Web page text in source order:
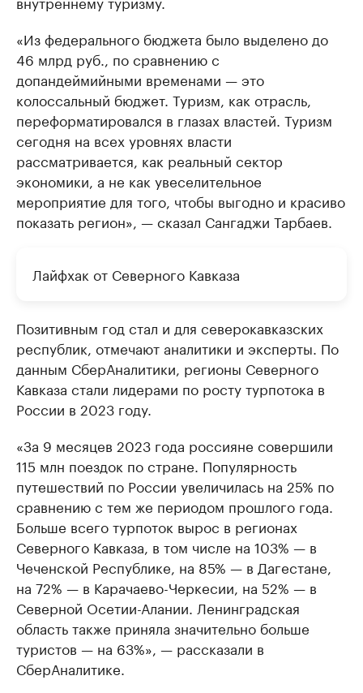
«Из федерального бюджета было выделено до
46 млрд руб., по сравнению с
допандеймийными временами — это
колоссальный бюджет. Туризм, как отрасль,
переформатировался в глазах властей. Туризм
сегодня на всех уровнях власти
рассматривается, как реальный сектор
экономики, а не как увеселительное
мероприятие для того, чтобы выгодно и красиво
показать регион», — сказал Сангаджи Тарбаев.
Лайфхак от Северного Кавказа
Позитивным год стал и для северокавказских
республик, отмечают аналитики и экcперты. По
данным СберАналитики, регионы Северного
Кавказа стали лидерами по росту турпотока в
России в 2023 году.
«За 9 месяцев 2023 года россияне совершили
115 млн поездок по стране. Популярность
путешествий по России увеличилась на 25% по
сравнению с тем же периодом прошлого года.
Больше всего турпоток вырос в регионах
Северного Кавказа, в том числе на 103% — в
Чеченской Республике, на 85% — в Дагестане,
на 72% — в Карачаево-Черкесии, на 52% — в
Северной Осетии-Алании. Ленинградская
область также приняла значительно больше
туристов — на 63%», — рассказали в
СберАналитике.